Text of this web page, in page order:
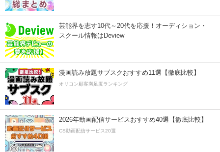
芸能界を志す10代～20代を応援！オーディション・
スクール情報はDeview
漫画読み放題サブスクおすすめ11選【徹底比較】
オリコン顧客満足度ランキング
2026年動画配信サービスおすすめ40選【徹底比較】
CS動画配信サービス20選